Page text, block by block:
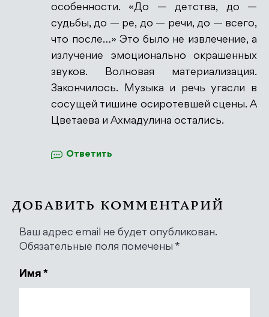
особенности. «До — детства, до —
судьбы, до — ре, до — речи, до — всего,
что после…» Это было не извлечение, а
излучение эмоционально окрашенных
звуков. Волновая материализация.
Закончилось. Музыка и речь угасли в
сосущей тишине осиротевшей сцены. А
Цветаева и Ахмадулина остались.
Ответить
ДОБАВИТЬ КОММЕНТАРИЙ
Ваш адрес email не будет опубликован.
Обязательные поля помечены *
Имя *